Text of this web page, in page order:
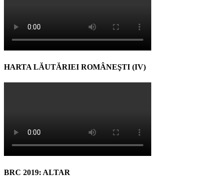
HARTA LĂUTĂRIEI ROMÂNEŞTI (IV)
BRC 2019: ALTAR